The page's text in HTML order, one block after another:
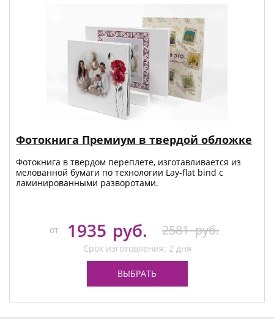
Фотокнига Премиум в твердой обложке
Фотокнига в твердом переплете, изготавливается из
мелованной бумаги по технологии Lay-flat bind с
ламинированными разворотами.
от 1935 руб. 2581 руб.
Срок изготовления: 2 дня
ВЫБРАТЬ